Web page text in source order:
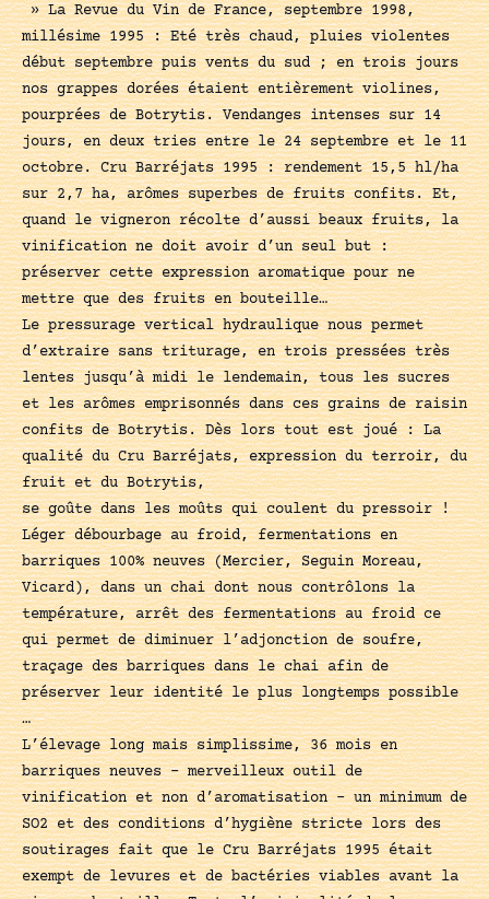
» La Revue du Vin de France, septembre 1998,
millésime 1995 : Eté très chaud, pluies violentes
début septembre puis vents du sud ; en trois jours
nos grappes dorées étaient entièrement violines,
pourprées de Botrytis. Vendanges intenses sur 14
jours, en deux tries entre le 24 septembre et le 11
octobre. Cru Barréjats 1995 : rendement 15,5 hl/ha
sur 2,7 ha, arômes superbes de fruits confits. Et,
quand le vigneron récolte d’aussi beaux fruits, la
vinification ne doit avoir d’un seul but :
préserver cette expression aromatique pour ne
mettre que des fruits en bouteille…
Le pressurage vertical hydraulique nous permet
d’extraire sans triturage, en trois pressées très
lentes jusqu’à midi le lendemain, tous les sucres
et les arômes emprisonnés dans ces grains de raisin
confits de Botrytis. Dès lors tout est joué : La
qualité du Cru Barréjats, expression du terroir, du
fruit et du Botrytis,
se goûte dans les moûts qui coulent du pressoir !
Léger débourbage au froid, fermentations en
barriques 100% neuves (Mercier, Seguin Moreau,
Vicard), dans un chai dont nous contrôlons la
température, arrêt des fermentations au froid ce
qui permet de diminuer l’adjonction de soufre,
traçage des barriques dans le chai afin de
préserver leur identité le plus longtemps possible
…
L’élevage long mais simplissime, 36 mois en
barriques neuves – merveilleux outil de
vinification et non d’aromatisation – un minimum de
SO2 et des conditions d’hygiène stricte lors des
soutirages fait que le Cru Barréjats 1995 était
exempt de levures et de bactéries viables avant la